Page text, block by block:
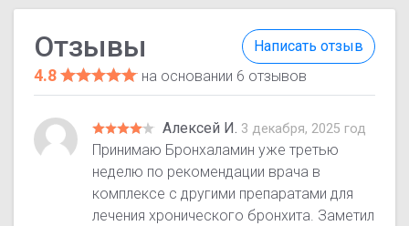
Написать отзыв
Отзывы
4.8 на основании 6 отзывов
Алексей И. 3 декабря, 2025 год
Принимаю Бронхаламин уже третью
неделю по рекомендации врача в
комплексе с другими препаратами для
лечения хронического бронхита. Заметил